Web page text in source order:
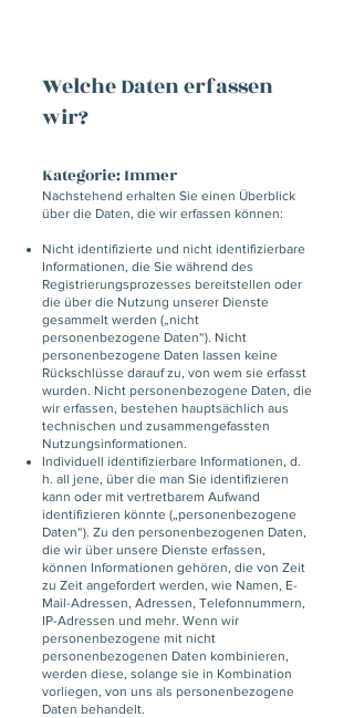
Welche Daten erfassen
wir?
Kategorie: Immer
Nachstehend erhalten Sie einen Überblick
über die Daten, die wir erfassen können:
Nicht identifizierte und nicht identifizierbare
Informationen, die Sie während des
Registrierungsprozesses bereitstellen oder
die über die Nutzung unserer Dienste
gesammelt werden („nicht
personenbezogene Daten“). Nicht
personenbezogene Daten lassen keine
Rückschlüsse darauf zu, von wem sie erfasst
wurden. Nicht personenbezogene Daten, die
wir erfassen, bestehen hauptsächlich aus
technischen und zusammengefassten
Nutzungsinformationen.
Individuell identifizierbare Informationen, d.
h. all jene, über die man Sie identifizieren
kann oder mit vertretbarem Aufwand
identifizieren könnte („personenbezogene
Daten“). Zu den personenbezogenen Daten,
die wir über unsere Dienste erfassen,
können Informationen gehören, die von Zeit
zu Zeit angefordert werden, wie Namen, E-
Mail-Adressen, Adressen, Telefonnummern,
IP-Adressen und mehr. Wenn wir
personenbezogene mit nicht
personenbezogenen Daten kombinieren,
werden diese, solange sie in Kombination
vorliegen, von uns als personenbezogene
Daten behandelt.